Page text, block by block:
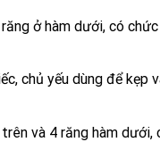
ở hàm dưới, có
chủ yếu dùng để kẹp
và 4 răng hàm dưới,